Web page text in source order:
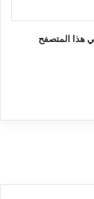
هذا المتصفح